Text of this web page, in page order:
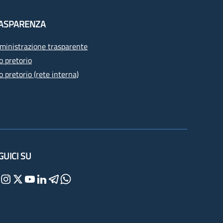
trasparente
pretorio
pretorio (rete interna)
SU